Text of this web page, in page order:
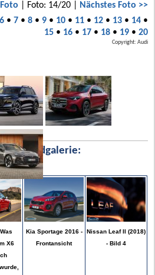
| Foto: 14/20 | Nächstes Foto >>
6• 7• 8• 9• 10• 11• 12• 13• 14•
15• 16• 17• 18• 19• 20
Copyright: Audi
Bildgalerie:
X6
Kia Sportage 2016 -
Frontansicht
Nissan Leaf II (2018)
- Bild 4